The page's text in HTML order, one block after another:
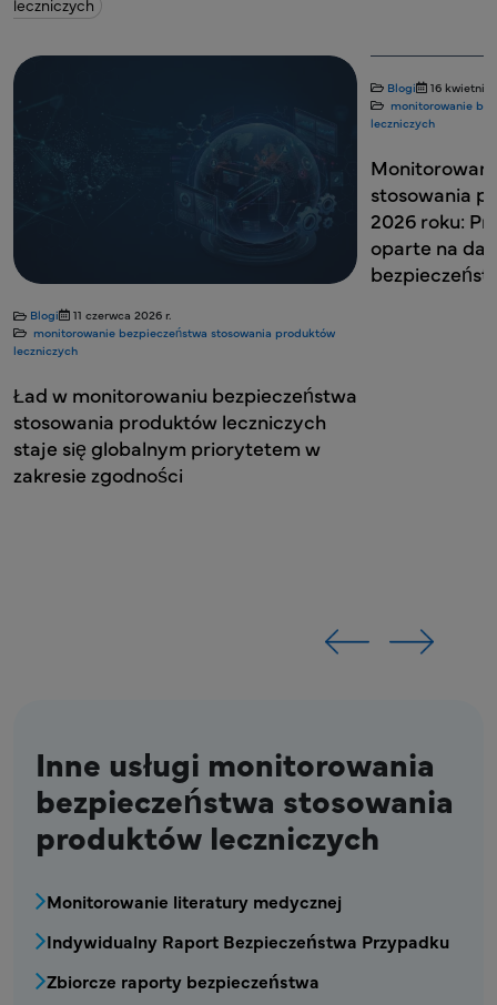
Blogi
11 czerwca 2026 r.
monitorowanie bezpieczeństwa stosowania produktów
leczniczych
Ład w monitorowaniu bezpieczeństwa
stosowania produktów leczniczych
staje się globalnym priorytetem w
zakresie zgodności
Blogi
16 kwietnia
monitorowanie
leczniczych
stosowania
2026 roku:
oparte na
Inne usługi monitorowania
bezpieczeństwa stosowania
produktów leczniczych
MPR - Blok menu: monitorowanie
Monitorowanie literatury medycznej
Indywidualny Raport Bezpieczeństwa Przypadku
Zbiorcze raporty bezpieczeństwa